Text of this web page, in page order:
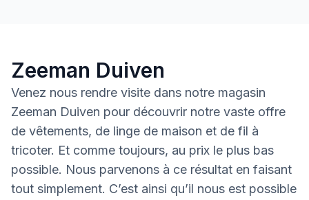
Zeeman Duiven
Venez nous rendre visite dans notre magasin
Zeeman Duiven pour découvrir notre vaste offre
de vêtements, de linge de maison et de fil à
tricoter. Et comme toujours, au prix le plus bas
possible. Nous parvenons à ce résultat en faisant
tout simplement. C’est ainsi qu’il nous est possible